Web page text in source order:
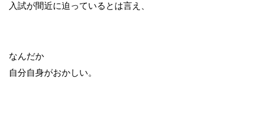
入試が間近に迫っているとは言え、
なんだか
自分自身がおかしい。